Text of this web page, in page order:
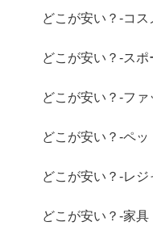
どこが安い？-コス
どこが安い？-スポ
どこが安い？-フ
どこが安い？-ペッ
どこが安い？-レ
どこが安い？-家具